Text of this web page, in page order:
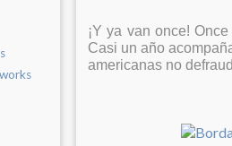
¡Y ya van once!
Casi un año
americanas no